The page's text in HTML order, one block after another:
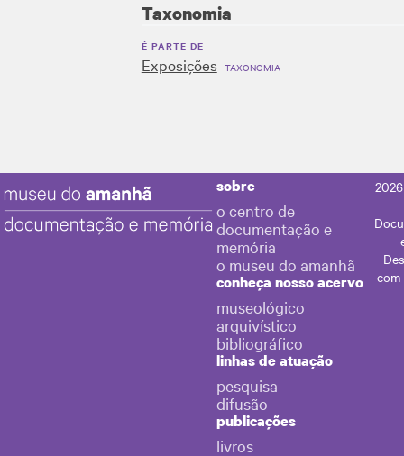
Taxonomia
É PARTE DE
Exposições TAXONOMIA
sobre
o centro de
documentação e
memória
o museu do amanhã
conheça nosso acervo
museológico
arquivístico
bibliográfico
linhas de atuação
pesquisa
difusão
publicações
livros
2026
com